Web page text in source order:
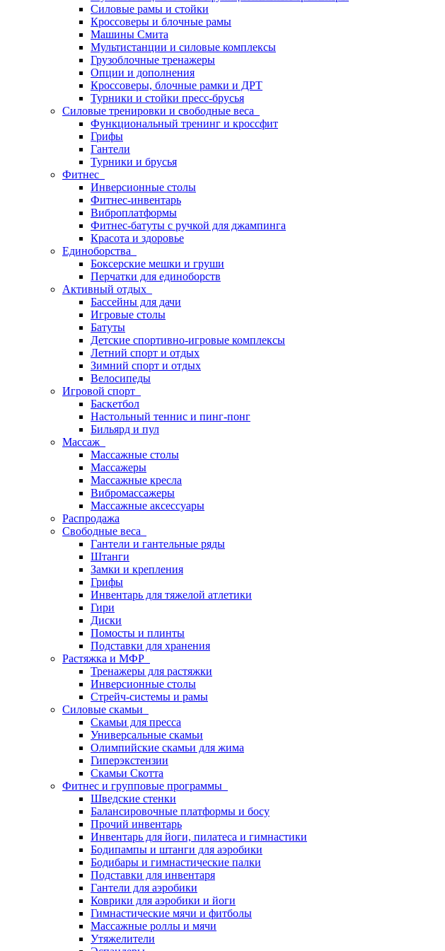
Силовые рамы и стойки
Кроссоверы и блочные рамы
Машины Смита
Мультистанции и силовые комплексы
Грузоблочные тренажеры
Опции и дополнения
Кроссоверы, блочные рамки и ДРТ
Турники и стойки пресс-брусья
Силовые тренировки и свободные веса
Функциональный тренинг и кроссфит
Грифы
Гантели
Турники и брусья
Фитнес
Инверсионные столы
Фитнес-инвентарь
Виброплатформы
Фитнес-батуты с ручкой для джампинга
Красота и здоровье
Единоборства
Боксерские мешки и груши
Перчатки для единоборств
Активный отдых
Бассейны для дачи
Игровые столы
Батуты
Детские спортивно-игровые комплексы
Летний спорт и отдых
Зимний спорт и отдых
Велосипеды
Игровой спорт
Баскетбол
Настольный теннис и пинг-понг
Бильярд и пул
Массаж
Массажные столы
Массажеры
Массажные кресла
Вибромассажеры
Массажные аксессуары
Распродажа
Свободные веса
Гантели и гантельные ряды
Штанги
Замки и крепления
Грифы
Инвентарь для тяжелой атлетики
Гири
Диски
Помосты и плинты
Подставки для хранения
Растяжка и МФР
Тренажеры для растяжки
Инверсионные столы
Стрейч-системы и рамы
Силовые скамьи
Скамьи для пресса
Универсальные скамьи
Олимпийские скамьи для жима
Гиперэкстензии
Скамьи Скотта
Фитнес и групповые программы
Шведские стенки
Балансировочные платформы и босу
Прочий инвентарь
Инвентарь для йоги, пилатеса и гимнастики
Бодипампы и штанги для аэробики
Бодибары и гимнастические палки
Подставки для инвентаря
Гантели для аэробики
Коврики для аэробики и йоги
Гимнастические мячи и фитболы
Массажные роллы и мячи
Утяжелители